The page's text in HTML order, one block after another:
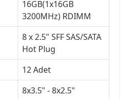
16GB(1x16GB
3200MHz) RDIMM
8 x 2.5" SFF SAS/SATA
Hot Plug
12 Adet
8x3.5" - 8x2.5"